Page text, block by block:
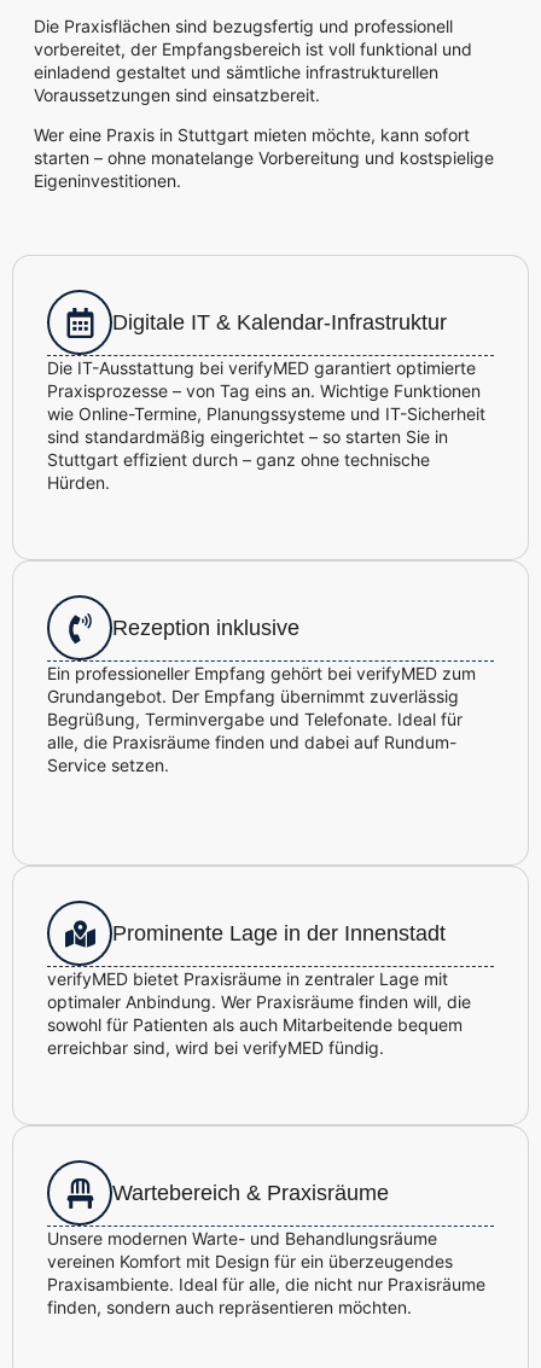
Die Praxisflächen sind bezugsfertig und professionell
vorbereitet, der Empfangsbereich ist voll funktional und
einladend gestaltet und sämtliche infrastrukturellen
Voraussetzungen sind einsatzbereit.
Wer eine Praxis in Stuttgart mieten möchte, kann sofort
starten – ohne monatelange Vorbereitung und kostspielige
Eigeninvestitionen.
Digitale IT & Kalendar-Infrastruktur
Die IT-Ausstattung bei verifyMED garantiert optimierte
Praxisprozesse – von Tag eins an. Wichtige Funktionen
wie Online-Termine, Planungssysteme und IT-Sicherheit
sind standardmäßig eingerichtet – so starten Sie in
Stuttgart effizient durch – ganz ohne technische
Hürden.
Rezeption inklusive
Ein professioneller Empfang gehört bei verifyMED zum
Grundangebot. Der Empfang übernimmt zuverlässig
Begrüßung, Terminvergabe und Telefonate. Ideal für
alle, die Praxisräume finden und dabei auf Rundum-
Service setzen.
Prominente Lage in der Innenstadt
verifyMED bietet Praxisräume in zentraler Lage mit
optimaler Anbindung. Wer Praxisräume finden will, die
sowohl für Patienten als auch Mitarbeitende bequem
erreichbar sind, wird bei verifyMED fündig.
Wartebereich & Praxisräume
Unsere modernen Warte- und Behandlungsräume
vereinen Komfort mit Design für ein überzeugendes
Praxisambiente. Ideal für alle, die nicht nur Praxisräume
finden, sondern auch repräsentieren möchten.